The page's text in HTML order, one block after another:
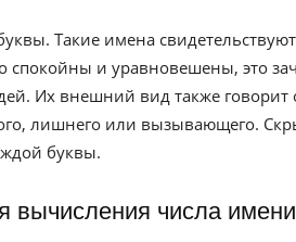
Такие имена
спокойны и уравновешены, это
Их внешний вид также говорит
лишнего или вызывающего.
буквы.
вычисления числа